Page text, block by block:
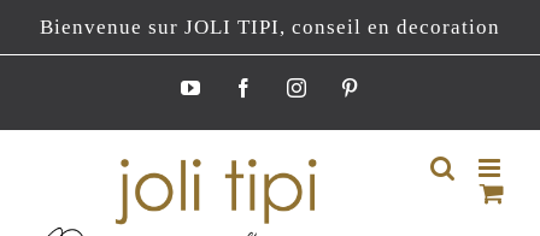
Passer
au
Bienvenue sur JOLI TIPI, conseil en decoration
YouTubeFacebookInstagramPinterest